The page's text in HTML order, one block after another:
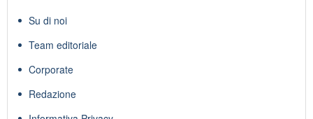
Su di noi
Team editoriale
Corporate
Redazione